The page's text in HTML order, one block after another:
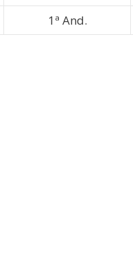
1ª And.